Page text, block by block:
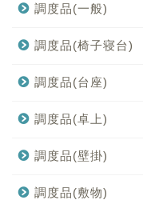
調度品(一般)
調度品(椅子寝台)
調度品(台座)
調度品(卓上)
調度品(壁掛)
調度品(敷物)